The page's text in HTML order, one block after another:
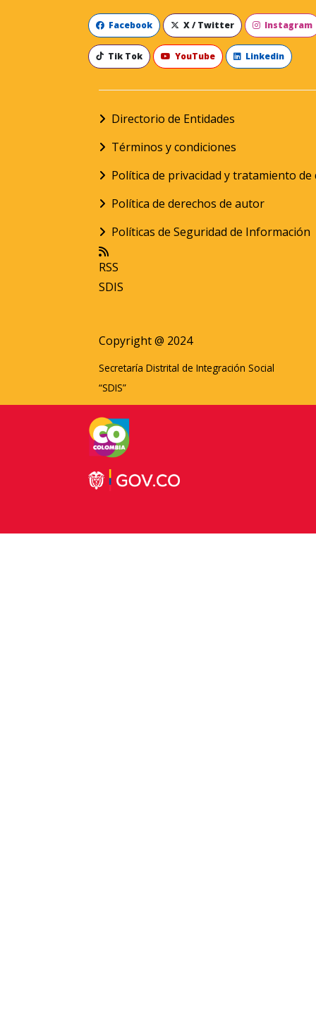
Facebook X / Twitter Instagram
Tik Tok YouTube Linkedin
Directorio de Entidades
Términos y condiciones
Política de privacidad y tratamiento
Política de derechos de autor
Políticas de Seguridad de Información
RSS
SDIS
Copyright @ 2024
Secretaría Distrital de Integración Social
“SDIS”